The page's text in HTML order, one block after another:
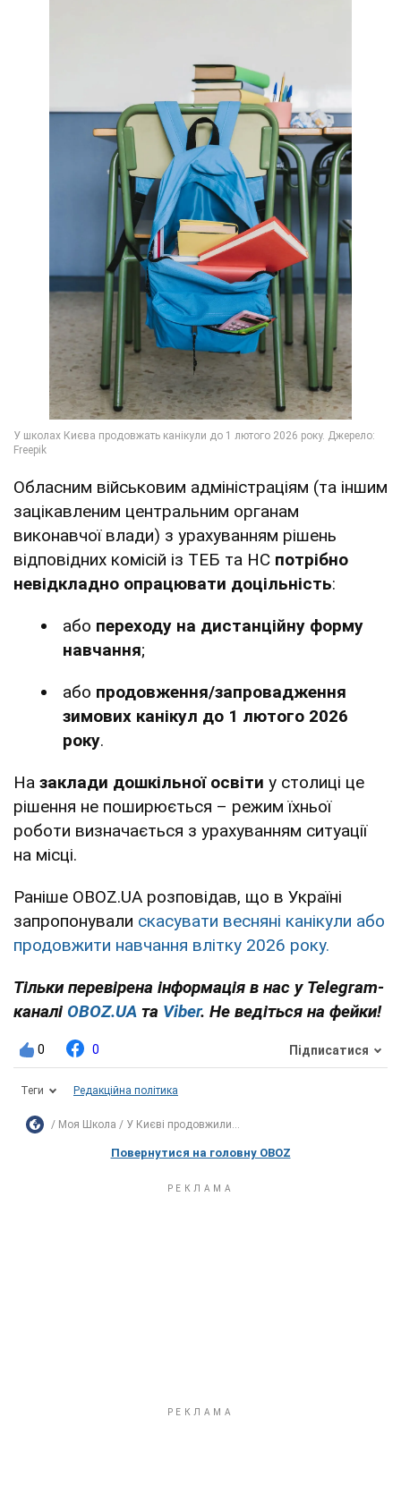
Обласним військовим адміністраціям (та іншим
зацікавленим центральним органам
виконавчої влади) з урахуванням рішень
відповідних комісій із ТЕБ та НС потрібно
невідкладно опрацювати доцільність:
або переходу на дистанційну форму
навчання;
або продовження/запровадження
зимових канікул до 1 лютого 2026
року.
На заклади дошкільної освіти у столиці це
рішення не поширюється – режим їхньої
роботи визначається з урахуванням ситуації
на місці.
Раніше OBOZ.UA розповідав, що в Україні
запропонували скасувати весняні канікули або
продовжити навчання влітку 2026 року.
Тільки перевірена інформація в нас у Telegram-
каналі OBOZ.UA та Viber. Не ведіться на фейки!
0 0 Підписатися
Теги Редакційна політика
Моя Школа У Києві продовжили...
Повернутися на головну OBOZ